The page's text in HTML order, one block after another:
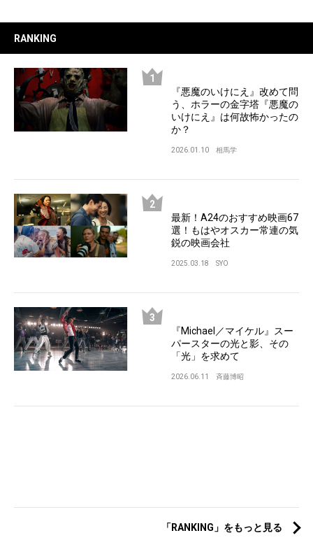
RANKING
『悪魔のいけにえ』改めて問
う、ホラーの金字塔『悪魔の
いけにえ』は何故怖かったの
か？
2026.01.10 相馬学
最新！A24のおすすめ映画67
選！もはやオスカー常連の気
鋭の映画会社
2025.03.18 SYO
『Michael／マイケル』スー
パースターの光と影、その
「光」を求めて
2026.06.11 斉藤博昭
「RANKING」をもっと見る